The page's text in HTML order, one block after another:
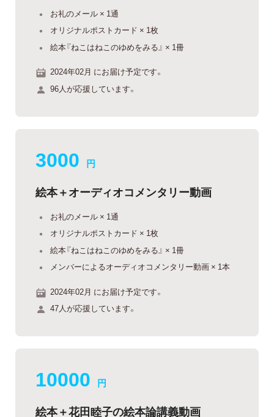
お礼のメール × 1通
オリジナルポストカード × 1枚
絵本『ねこはねこのゆめをみる』 × 1冊
2024年02月 にお届け予定です。
96人が応援しています。
3000 円
絵本＋オーディオコメンタリー動画
お礼のメール × 1通
オリジナルポストカード × 1枚
絵本『ねこはねこのゆめをみる』 × 1冊
メンバーによるオーディオコメンタリー動画 × 1本
2024年02月 にお届け予定です。
47人が応援しています。
10000 円
絵本＋花田睦子の絵本論講義動画